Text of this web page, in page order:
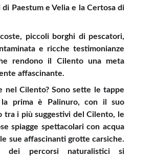
Paestum e Velia e la Certosa di
piccoli borghi di pescatori,
e ricche testimonianze
rendono il Cilento una meta
affascinante.
nel Cilento? Sono sette le tappe
la prima è Palinuro, con il suo
tra i più suggestivi del Cilento, le
spiagge spettacolari con acqua
sue affascinanti grotte carsiche.
dei percorsi naturalistici si